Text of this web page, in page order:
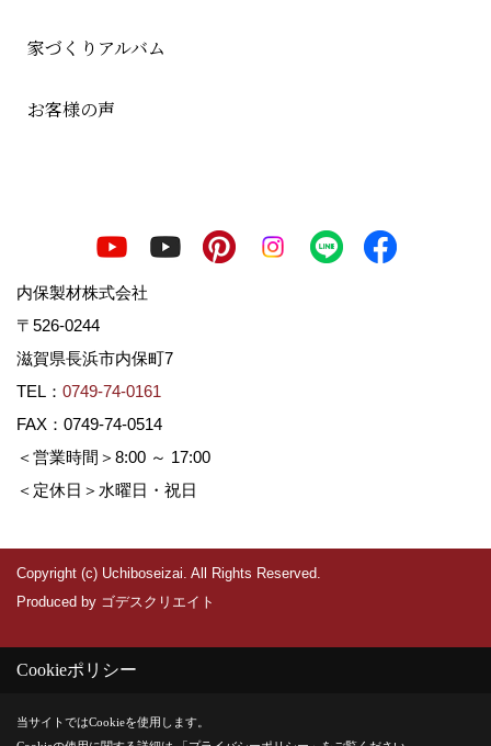
家づくりアルバム
お客様の声
内保製材株式会社
〒526-0244
滋賀県長浜市内保町7
TEL： 0749-74-0161
FAX：0749-74-0514
＜営業時間＞8:00 ～ 17:00
＜定休日＞水曜日・祝日
Copyright (c) Uchiboseizai. All Rights Reserved.
Produced by ゴデスクリエイト
Cookieポリシー
当サイトではCookieを使用します。